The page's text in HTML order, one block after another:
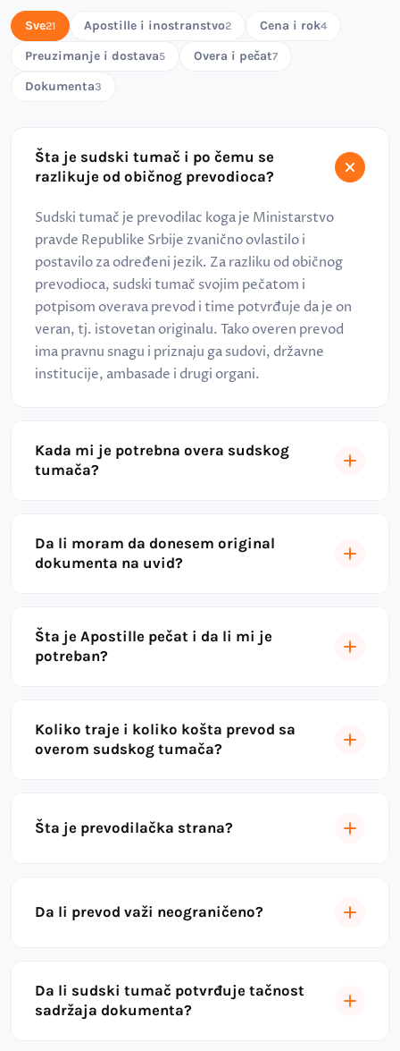
Sve21 Apostille i inostranstvo2 Cena i rok4
Preuzimanje i dostava5 Overa i pečat7
Dokumenta3
Šta je sudski tumač i po čemu se
razlikuje od običnog prevodioca?
Sudski tumač je prevodilac koga je Ministarstvo
pravde Republike Srbije zvanično ovlastilo i
postavilo za određeni jezik. Za razliku od običnog
prevodioca, sudski tumač svojim pečatom i
potpisom overava prevod i time potvrđuje da je on
veran, tj. istovetan originalu. Tako overen prevod
ima pravnu snagu i priznaju ga sudovi, državne
institucije, ambasade i drugi organi.
Kada mi je potrebna overa sudskog
tumača?
Da li moram da donesem original
dokumenta na uvid?
Šta je Apostille pečat i da li mi je
potreban?
Koliko traje i koliko košta prevod sa
overom sudskog tumača?
Šta je prevodilačka strana?
Da li prevod važi neograničeno?
Da li sudski tumač potvrđuje tačnost
sadržaja dokumenta?